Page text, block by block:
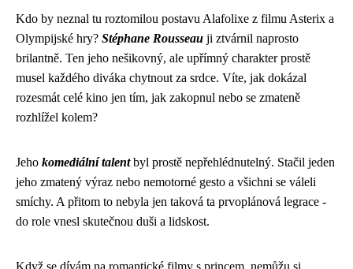
Kdo by neznal tu roztomilou postavu Alafolixe z filmu Asterix a
Olympijské hry? Stéphane Rousseau ji ztvárnil naprosto
brilantně. Ten jeho nešikovný, ale upřímný charakter prostě
musel každého diváka chytnout za srdce. Víte, jak dokázal
rozesmát celé kino jen tím, jak zakopnul nebo se zmateně
rozhlížel kolem?
Jeho komediální talentbyl prostě nepřehlédnutelný. Stačil jeden
jeho zmatený výraz nebo nemotorné gesto a všichni se váleli
smíchy. A přitom to nebyla jen taková ta prvoplánová legrace -
do role vnesl skutečnou duši a lidskost.
Když se dívám na romantické filmy s princem, nemůžu si